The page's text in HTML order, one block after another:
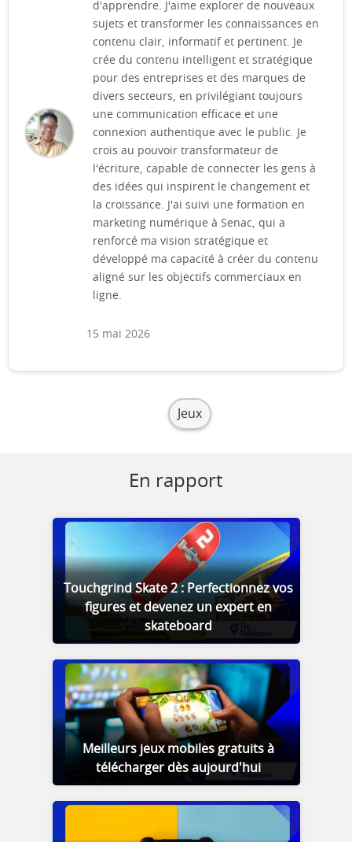
d'apprendre. J'aime explorer de nouveaux
sujets et transformer les connaissances en
contenu clair, informatif et pertinent. Je
crée du contenu intelligent et stratégique
pour des entreprises et des marques de
divers secteurs, en privilégiant toujours
une communication efficace et une
connexion authentique avec le public. Je
crois au pouvoir transformateur de
l'écriture, capable de connecter les gens à
des idées qui inspirent le changement et
la croissance. J'ai suivi une formation en
marketing numérique à Senac, qui a
renforcé ma vision stratégique et
développé ma capacité à créer du contenu
aligné sur les objectifs commerciaux en
ligne.
15 mai 2026
Jeux
En rapport
Touchgrind Skate 2 : Perfectionnez vos
figures et devenez un expert en
skateboard
Meilleurs jeux mobiles gratuits à
télécharger dès aujourd'hui